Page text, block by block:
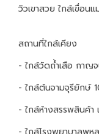
วิวเขาสวย ใกล้เขื่อน
สถานที่ใกล้เคียง
- ใกล้วัดถ้ำเสือ กาญ
- ใกล้ต้นจามจุรียักษ์
- ใกล้ห้างสรรพสินค้า